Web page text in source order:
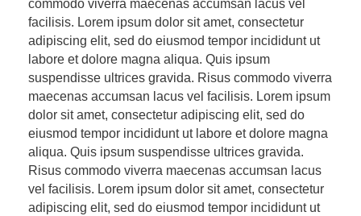
commodo viverra maecenas accumsan lacus vel
facilisis. Lorem ipsum dolor sit amet, consectetur
adipiscing elit, sed do eiusmod tempor incididunt ut
labore et dolore magna aliqua. Quis ipsum
suspendisse ultrices gravida. Risus commodo viverra
maecenas accumsan lacus vel facilisis. Lorem ipsum
dolor sit amet, consectetur adipiscing elit, sed do
eiusmod tempor incididunt ut labore et dolore magna
aliqua. Quis ipsum suspendisse ultrices gravida.
Risus commodo viverra maecenas accumsan lacus
vel facilisis. Lorem ipsum dolor sit amet, consectetur
adipiscing elit, sed do eiusmod tempor incididunt ut